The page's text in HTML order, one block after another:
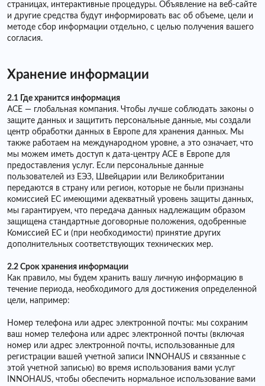
страницах, интерактивные процедуры. Объявление на веб-сайте
и другие средства будут информировать вас об объеме, цели и
методе сбор информации отдельно, с целью получения вашего
согласия.
Хранение информации
2.1 Где хранится информация
ACE — глобальная компания. Чтобы лучше соблюдать законы о
защите данных и защитить персональные данные, мы создали
центр обработки данных в Европе для хранения данных. Мы
также работаем на международном уровне, а это означает, что
мы можем иметь доступ к дата-центру ACE в Европе для
предоставления услуг. Если персональные данные
пользователей из ЕЭЗ, Швейцарии или Великобритании
передаются в страну или регион, которые не были признаны
комиссией ЕС имеющими адекватный уровень защиты данных,
мы гарантируем, что передача данных надлежащим образом
защищена стандартные договорные положения, одобренные
Комиссией ЕС и (при необходимости) принятие других
дополнительных соответствующих технических мер.
2.2 Срок хранения информации
Как правило, мы будем хранить вашу личную информацию в
течение периода, необходимого для достижения определенной
цели, например:
Номер телефона или адрес электронной почты: мы сохраним
ваш номер телефона или адрес электронной почты (включая
номер или адрес электронной почты, использованные для
регистрации вашей учетной записи INNOHAUS и связанные с
этой учетной записью) во время использования вами услуг
INNOHAUS, чтобы обеспечить нормальное использование вами